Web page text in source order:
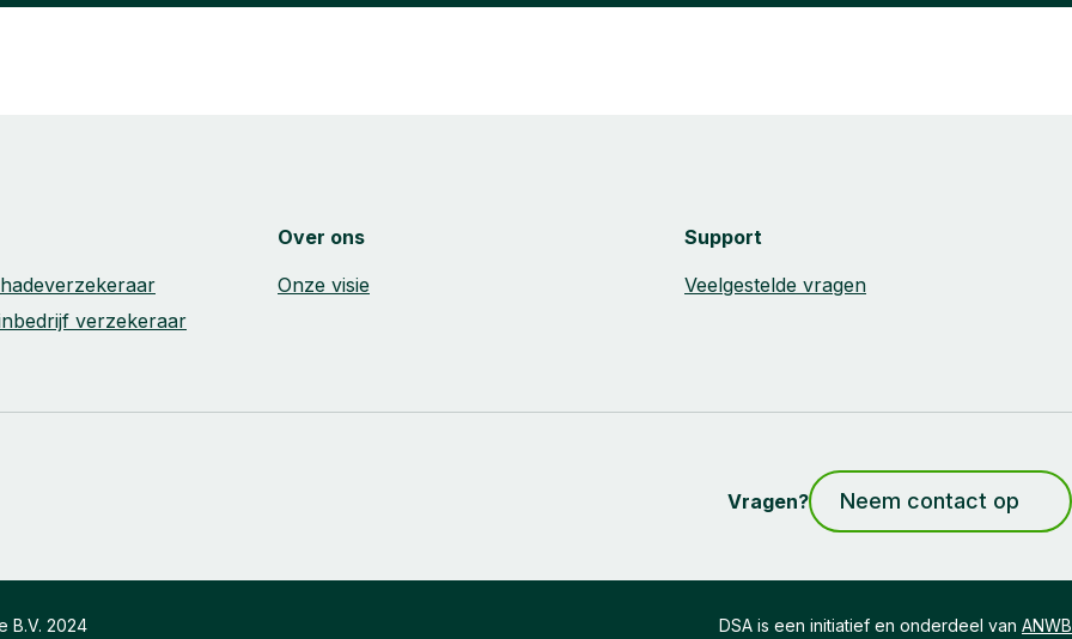
verzekeraar
Over ons
Onze visie
Support
Veelgestelde vragen
Vragen? Neem contact op
B.V. 2024 DSA is een initiatief en onderdeel van ANWB